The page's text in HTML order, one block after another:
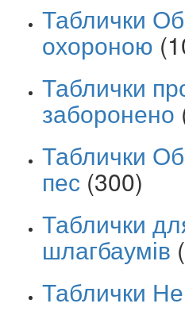
Таблички
охороною
Таблички
заборонено
Таблички
пес (300)
Таблички
шлагбаумів
Таблички Не